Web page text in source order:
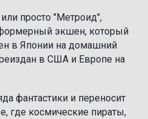
просто "Метроид",
экшен, который
в Японии на домашний
в США и Европе на
фантастики и переносит
где космические пираты,